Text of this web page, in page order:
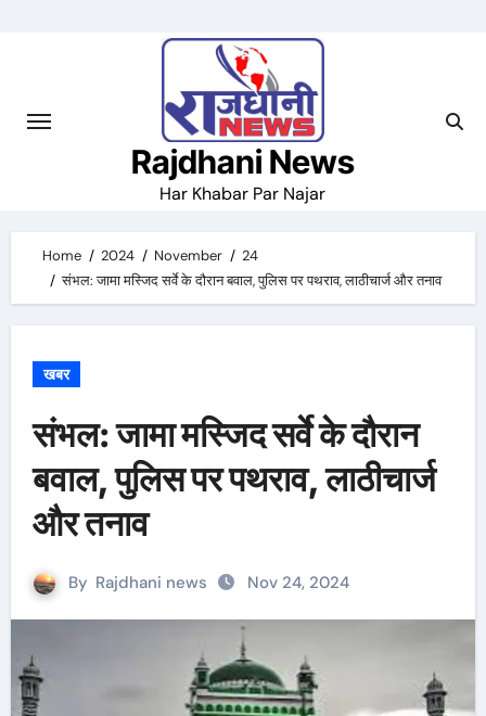
Rajdhani News
Har Khabar Par Najar
Home 2024 November
24
संभल: जामा मस्जिद सर्वे के दौरान बवाल, पुलिस पर पथराव, लाठीचार्ज और तनाव
खबर
संभल: जामा मस्जिद सर्वे के दौरान
बवाल, पुलिस पर पथराव, लाठीचार्ज
और तनाव
By Rajdhani news Nov 24, 2024